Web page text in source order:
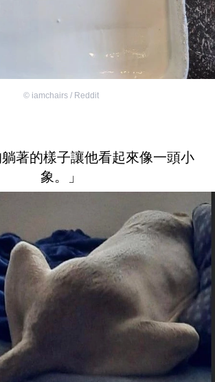
© iamchairs / Reddit
著的樣子讓他看起來像一頭小
象。」